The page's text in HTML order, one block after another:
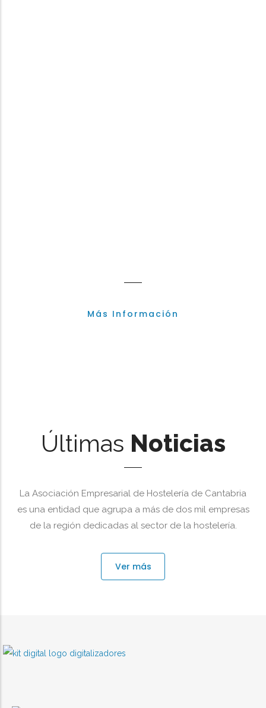
Más Información
Últimas Noticias
La Asociación Empresarial de Hostelería de Cantabria
es una entidad que agrupa a más de dos mil empresas
de la región dedicadas al sector de la hostelería.
Ver más